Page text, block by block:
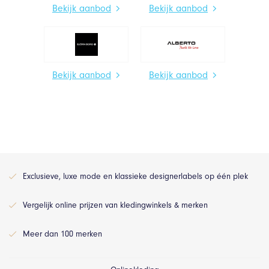
Bekijk aanbod Bekijk aanbod
Bekijk aanbod Bekijk aanbod
Exclusieve, luxe mode en klassieke designerlabels op één plek
Vergelijk online prijzen van kledingwinkels & merken
Meer dan 100 merken